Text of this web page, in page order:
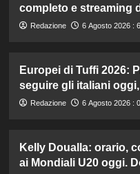
completo e streaming
Redazione 6 Agosto 2026 :
Europei di Tuffi 2026:
seguire gli italiani
Redazione 6 Agosto 2026 :
Kelly Doualla: orario,
ai Mondiali U20 oggi.